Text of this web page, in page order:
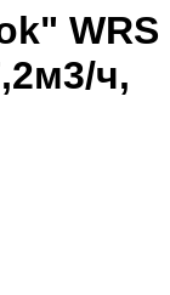
WRS
ч,